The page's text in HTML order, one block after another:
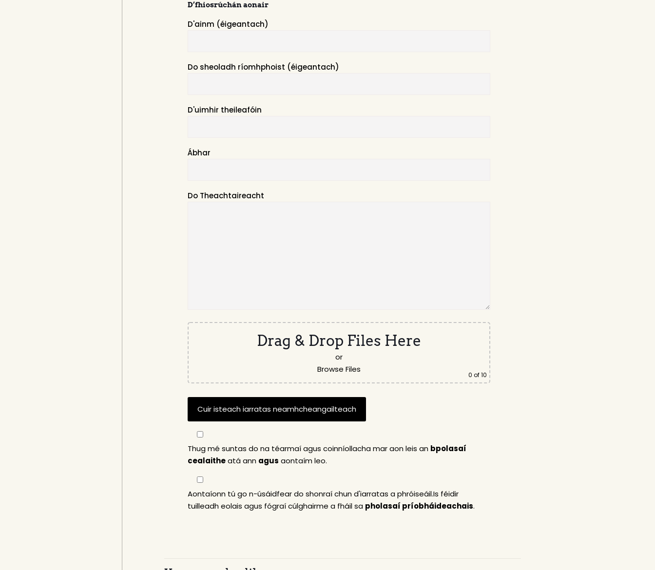
D’fhiosrúchán aonair
D'ainm (éigeantach)
Do sheoladh ríomhphoist (éigeantach)
D'uimhir theileafóin
Ábhar
Do Theachtaireacht
Drag & Drop Files Here
or
Browse Files
0 of 10
Thug mé suntas do na téarmaí agus coinníollacha mar aon leis an bpolasaí
cealaitheatá ann agus aontaím leo.
Aontaíonn tú go n-úsáidfear do shonraí chun d'iarratas a phróiseáil.Is féidir
tuilleadh eolais agus fógraí cúlghairme a fháil sa pholasaí príobháideachais.